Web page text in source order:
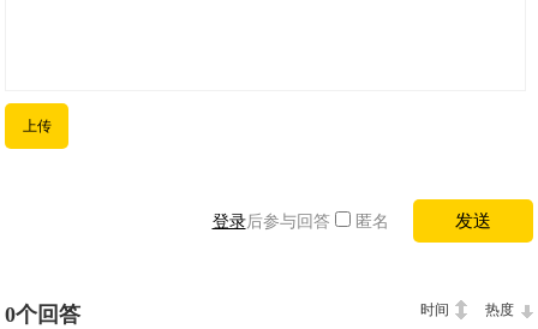
上传
登录后参与回答 匿名
0个回答 热度
时间